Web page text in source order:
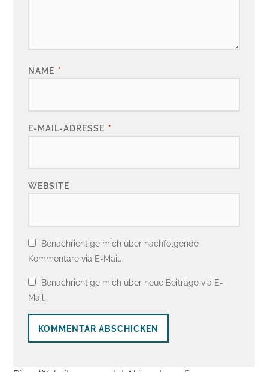
NAME *
E-MAIL-ADRESSE *
WEBSITE
Benachrichtige mich über nachfolgende
Kommentare via E-Mail.
Benachrichtige mich über neue Beiträge via E-
Mail.